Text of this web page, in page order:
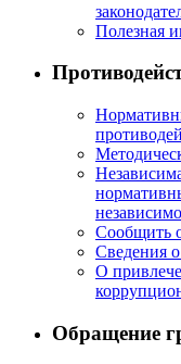
Полезная
Сообщить
Сведения
О
Обращение